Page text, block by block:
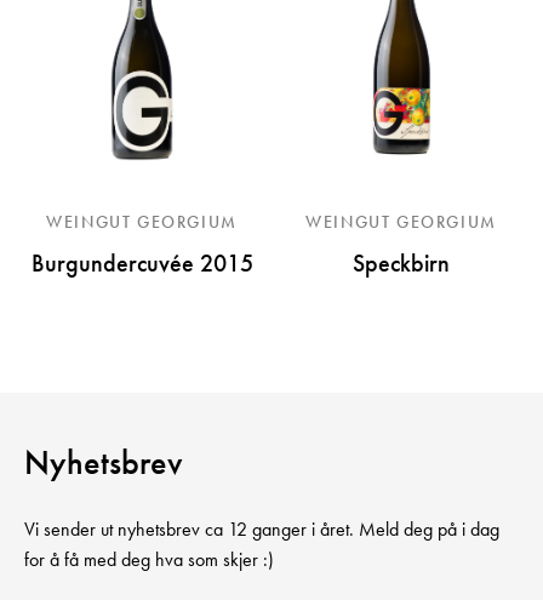
WEINGUT GEORGIUM
Burgundercuvée 2015
WEINGUT GEORGIUM
Speckbirn
Nyhetsbrev
Vi sender ut nyhetsbrev ca 12 ganger i året. Meld deg på i dag
for å få med deg hva som skjer :)